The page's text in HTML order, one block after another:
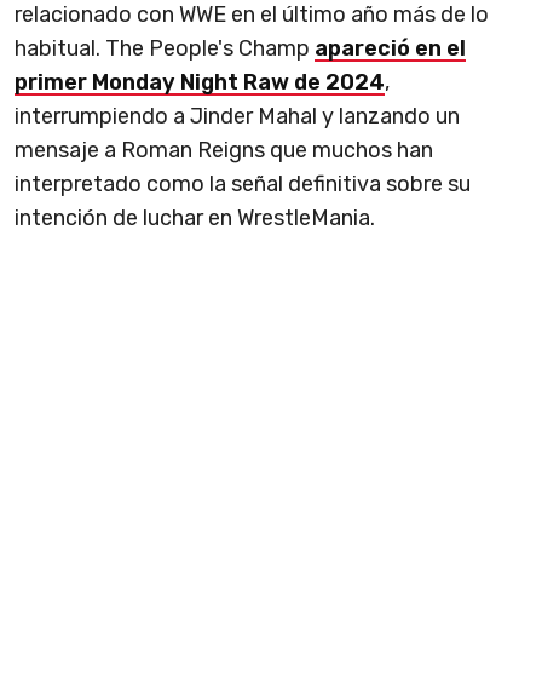
relacionado con WWE en el último año más de lo
habitual. The People's Champ apareció en el
primer Monday Night Raw de 2024,
interrumpiendo a Jinder Mahal y lanzando un
mensaje a Roman Reigns que muchos han
interpretado como la señal definitiva sobre su
intención de luchar en WrestleMania.